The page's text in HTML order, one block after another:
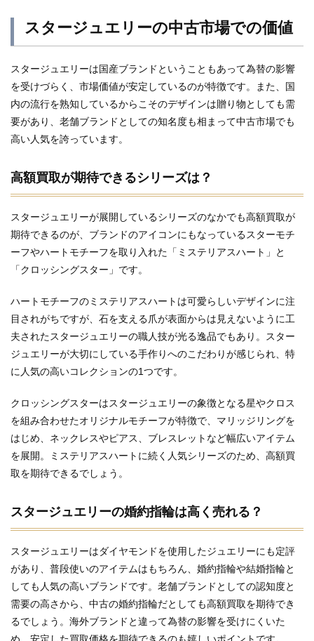
スタージュエリーの中古市場での価値
スタージュエリーは国産ブランドということもあって為替の影響
を受けづらく、市場価値が安定しているのが特徴です。また、国
内の流行を熟知しているからこそのデザインは贈り物としても需
要があり、老舗ブランドとしての知名度も相まって中古市場でも
高い人気を誇っています。
高額買取が期待できるシリーズは？
スタージュエリーが展開しているシリーズのなかでも高額買取が
期待できるのが、ブランドのアイコンにもなっているスターモチ
ーフやハートモチーフを取り入れた「ミステリアスハート」と
「クロッシングスター」です。
ハートモチーフのミステリアスハートは可愛らしいデザインに注
目されがちですが、石を支える爪が表面からは見えないように工
夫されたスタージュエリーの職人技が光る逸品でもあり。スター
ジュエリーが大切にしている手作りへのこだわりが感じられ、特
に人気の高いコレクションの1つです。
クロッシングスターはスタージュエリーの象徴となる星やクロス
を組み合わせたオリジナルモチーフが特徴で、マリッジリングを
はじめ、ネックレスやピアス、ブレスレットなど幅広いアイテム
を展開。ミステリアスハートに続く人気シリーズのため、高額買
取を期待できるでしょう。
スタージュエリーの婚約指輪は高く売れる？
スタージュエリーはダイヤモンドを使用したジュエリーにも定評
があり、普段使いのアイテムはもちろん、婚約指輪や結婚指輪と
しても人気の高いブランドです。老舗ブランドとしての認知度と
需要の高さから、中古の婚約指輪だとしても高額買取を期待でき
るでしょう。海外ブランドと違って為替の影響を受けにくいた